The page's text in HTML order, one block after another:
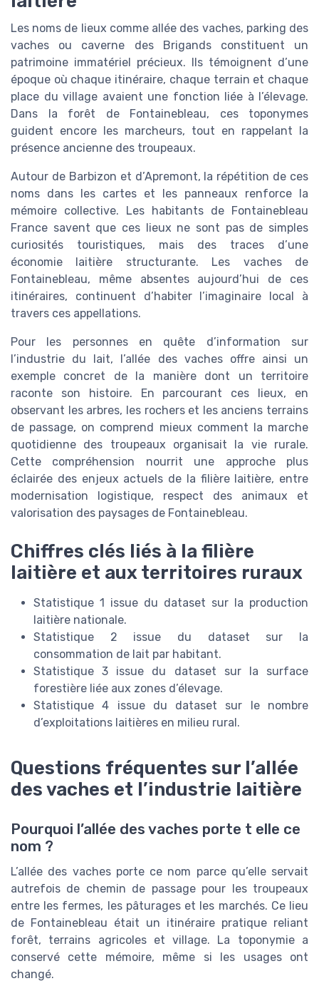
Les noms de lieux comme allée des vaches, parking des
vaches ou caverne des Brigands constituent un
patrimoine immatériel précieux. Ils témoignent d’une
époque où chaque itinéraire, chaque terrain et chaque
place du village avaient une fonction liée à l’élevage.
Dans la forêt de Fontainebleau, ces toponymes
guident encore les marcheurs, tout en rappelant la
présence ancienne des troupeaux.
Autour de Barbizon et d’Apremont, la répétition de ces
noms dans les cartes et les panneaux renforce la
mémoire collective. Les habitants de Fontainebleau
France savent que ces lieux ne sont pas de simples
curiosités touristiques, mais des traces d’une
économie laitière structurante. Les vaches de
Fontainebleau, même absentes aujourd’hui de ces
itinéraires, continuent d’habiter l’imaginaire local à
travers ces appellations.
Pour les personnes en quête d’information sur
l’industrie du lait, l’allée des vaches offre ainsi un
exemple concret de la manière dont un territoire
raconte son histoire. En parcourant ces lieux, en
observant les arbres, les rochers et les anciens terrains
de passage, on comprend mieux comment la marche
quotidienne des troupeaux organisait la vie rurale.
Cette compréhension nourrit une approche plus
éclairée des enjeux actuels de la filière laitière, entre
modernisation logistique, respect des animaux et
valorisation des paysages de Fontainebleau.
Chiffres clés liés à la filière
laitière et aux territoires ruraux
Statistique 1 issue du dataset sur la production
laitière nationale.
Statistique 2 issue du dataset sur la
consommation de lait par habitant.
Statistique 3 issue du dataset sur la surface
forestière liée aux zones d’élevage.
Statistique 4 issue du dataset sur le nombre
d’exploitations laitières en milieu rural.
Questions fréquentes sur l’allée
des vaches et l’industrie laitière
Pourquoi l’allée des vaches porte t elle ce
nom ?
L’allée des vaches porte ce nom parce qu’elle servait
autrefois de chemin de passage pour les troupeaux
entre les fermes, les pâturages et les marchés. Ce lieu
de Fontainebleau était un itinéraire pratique reliant
forêt, terrains agricoles et village. La toponymie a
conservé cette mémoire, même si les usages ont
changé.